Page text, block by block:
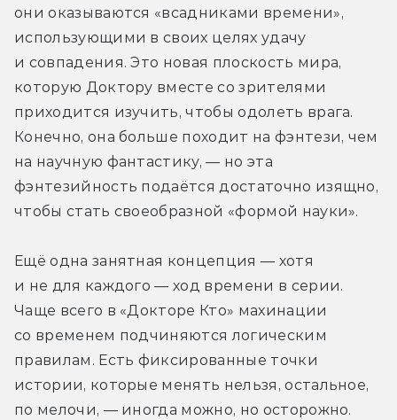
они оказываются «всадниками времени»,
использующими в своих целях удачу
и совпадения. Это новая плоскость мира,
которую Доктору вместе со зрителями
приходится изучить, чтобы одолеть врага.
Конечно, она больше походит на фэнтези, чем
на научную фантастику, — но эта
фэнтезийность подаётся достаточно изящно,
чтобы стать своеобразной «формой науки».
Ещё одна занятная концепция — хотя
и не для каждого — ход времени в серии.
Чаще всего в «Докторе Кто» махинации
со временем подчиняются логическим
правилам. Есть фиксированные точки
истории, которые менять нельзя, остальное,
по мелочи, — иногда можно, но осторожно.